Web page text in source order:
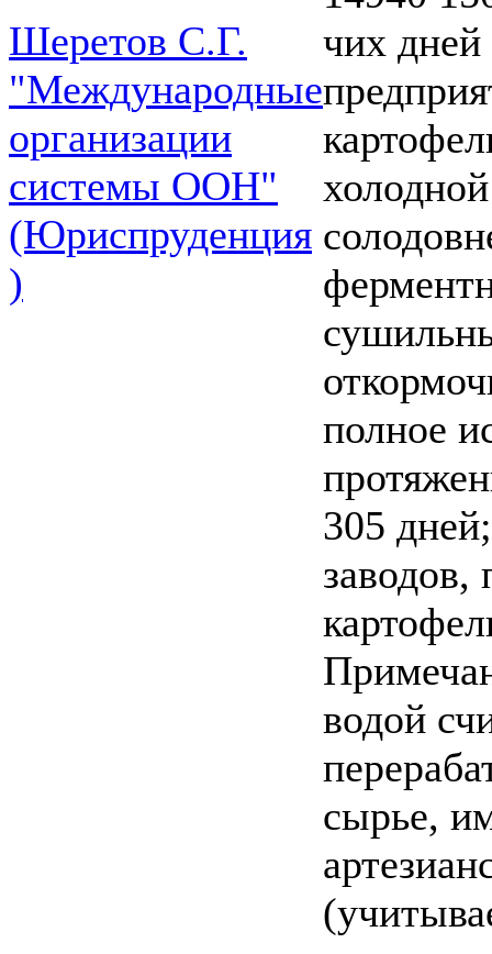
Шеретов С.Г.
"Международные
организации
системы ООН"
(Юриспруденция
)
чих дней
полное
305
водой
сырье,